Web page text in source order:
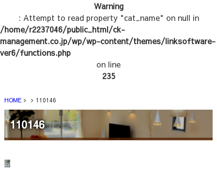
Warning
: Attempt to read property "cat_name" on null in
/home/r2237046/public_html/ck-
management.co.jp/wp/wp-content/themes/linksoftware-
ver6/functions.php
on line
235
HOME 110146
110146